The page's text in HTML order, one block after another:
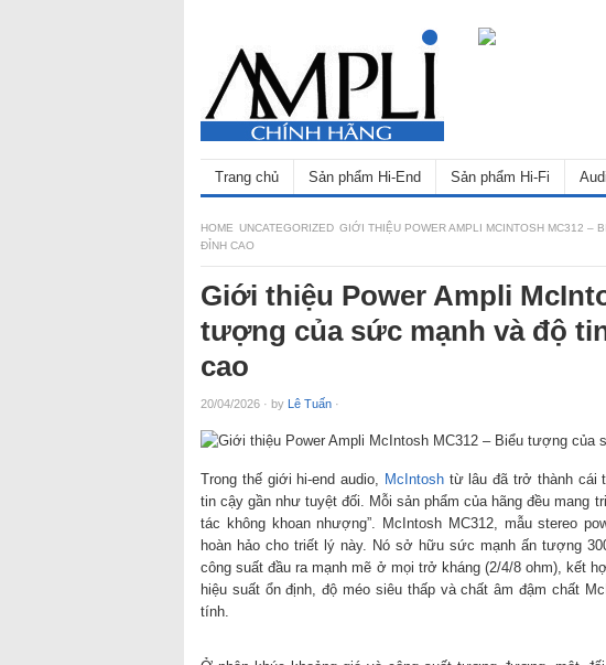
Trang chủ Sản phẩm Hi-End Sản phẩm Hi-Fi
HOME UNCATEGORIZED GIỚI THIỆU POWER AMPLI MCINTOSH MC312 –
ĐỈNH CAO
Giới thiệu Power Ampli
tượng của sức mạnh và độ
cao
20/04/2026 · by Lê Tuấn ·
Trong thế giới hi-end audio, McIntoshtừ lâu đã trở thành cái
tin cậy gần như tuyệt đối. Mỗi sản phẩm của hãng đều mang
tác không khoan nhượng”. McIntosh MC312, mẫu stereo
hoàn hảo cho triết lý này. Nó sở hữu sức mạnh ấn tượng
công suất đầu ra mạnh mẽ ở mọi trở kháng (2/4/8 ohm), kết
hiệu suất ổn định, độ méo siêu thấp và chất âm đậm chất
tính.